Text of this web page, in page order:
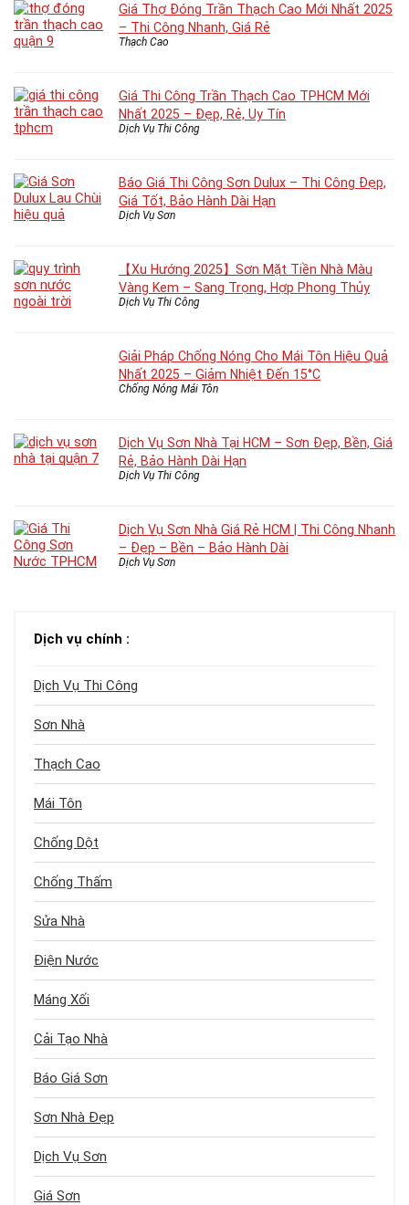
Giá Thợ Đóng Trần Thạch Cao Mới Nhất 2025
– Thi Công Nhanh, Giá Rẻ
Thạch Cao
Giá Thi Công Trần Thạch Cao TPHCM Mới
Nhất 2025 – Đẹp, Rẻ, Uy Tín
Dịch Vụ Thi Công
Báo Giá Thi Công Sơn Dulux – Thi Công Đẹp,
Giá Tốt, Bảo Hành Dài Hạn
Dịch Vụ Sơn
【Xu Hướng 2025】Sơn Mặt Tiền Nhà Màu
Vàng Kem – Sang Trọng, Hợp Phong Thủy
Dịch Vụ Thi Công
Giải Pháp Chống Nóng Cho Mái Tôn Hiệu Quả
Nhất 2025 – Giảm Nhiệt Đến 15°C
Chống Nóng Mái Tôn
Dịch Vụ Sơn Nhà Tại HCM – Sơn Đẹp, Bền, Giá
Rẻ, Bảo Hành Dài Hạn
Dịch Vụ Thi Công
Dịch Vụ Sơn Nhà Giá Rẻ HCM | Thi Công Nhanh
– Đẹp – Bền – Bảo Hành Dài
Dịch Vụ Sơn
Dịch vụ chính :
Dịch Vụ Thi Công
Sơn Nhà
Thạch Cao
Mái Tôn
Chống Dột
Chống Thấm
Sửa Nhà
Điện Nước
Máng Xối
Cải Tạo Nhà
Báo Giá Sơn
Sơn Nhà Đẹp
Dịch Vụ Sơn
Giá Sơn